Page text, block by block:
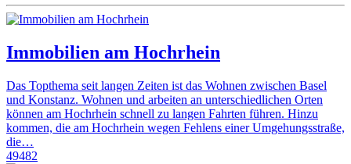
Immobilien am Hochrhein
Das Topthema seit langen Zeiten ist das Wohnen zwischen Basel
und Konstanz. Wohnen und arbeiten an unterschiedlichen Orten
können am Hochrhein schnell zu langen Fahrten führen. Hinzu
kommen, die am Hochrhein wegen Fehlens einer Umgehungsstraße,
die…
49482